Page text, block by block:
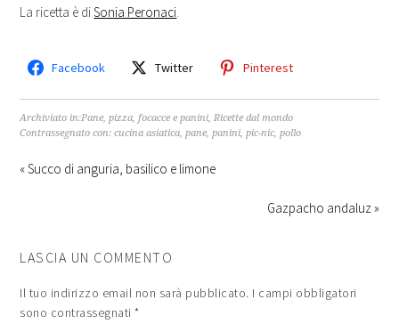
La ricetta è diSonia Peronaci.
Facebook Twitter Pinterest
Archiviato in:Pane, pizza, focacce e panini,Ricette dal mondo
Contrassegnato con:cucina asiatica,pane,panini,pic-nic,pollo
« Succo di anguria, basilico e limone
Gazpacho andaluz »
LASCIA UN COMMENTO
Il tuo indirizzo email non sarà pubblicato. I campi obbligatori
sono contrassegnati*